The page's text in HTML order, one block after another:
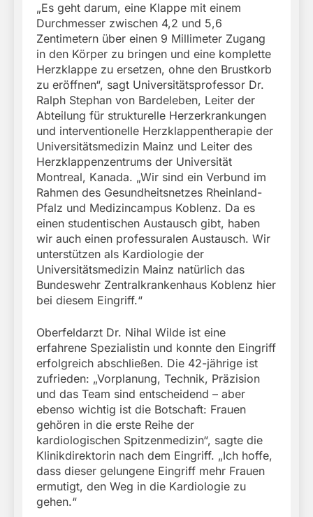
„Es geht darum, eine Klappe mit einem
Durchmesser zwischen 4,2 und 5,6
Zentimetern über einen 9 Millimeter Zugang
in den Körper zu bringen und eine komplette
Herzklappe zu ersetzen, ohne den Brustkorb
zu eröffnen“, sagt Universitätsprofessor Dr.
Ralph Stephan von Bardeleben, Leiter der
Abteilung für strukturelle Herzerkrankungen
und interventionelle Herzklappentherapie der
Universitätsmedizin Mainz und Leiter des
Herzklappenzentrums der Universität
Montreal, Kanada. „Wir sind ein Verbund im
Rahmen des Gesundheitsnetzes Rheinland-
Pfalz und Medizincampus Koblenz. Da es
einen studentischen Austausch gibt, haben
wir auch einen professuralen Austausch. Wir
unterstützen als Kardiologie der
Universitätsmedizin Mainz natürlich das
Bundeswehr Zentralkrankenhaus Koblenz hier
bei diesem Eingriff.“
Oberfeldarzt Dr. Nihal Wilde ist eine
erfahrene Spezialistin und konnte den Eingriff
erfolgreich abschließen. Die 42-jährige ist
zufrieden: „Vorplanung, Technik, Präzision
und das Team sind entscheidend – aber
ebenso wichtig ist die Botschaft: Frauen
gehören in die erste Reihe der
kardiologischen Spitzenmedizin“, sagte die
Klinikdirektorin nach dem Eingriff. „Ich hoffe,
dass dieser gelungene Eingriff mehr Frauen
ermutigt, den Weg in die Kardiologie zu
gehen.“